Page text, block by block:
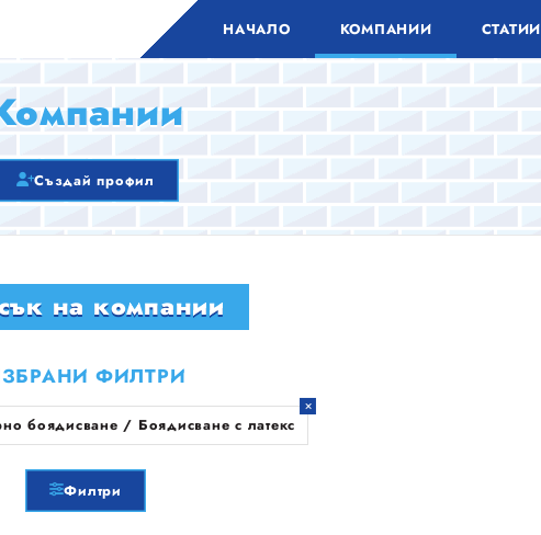
НАЧАЛО КОМПАНИИ СТАТИИ
Създай профил
на компании
ФИЛТРИ
боядисване / Боядисване с латекс
Филтри